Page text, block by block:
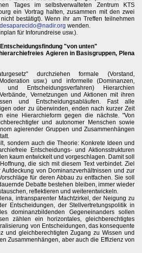
Tages im selbstverwalteten Zentrum KTS
ein Vortrag halten, zusammen mit den zwei
bestätigt). Wenn ihr am Treffen teilnehmen
desaparecido@nadir.org wenden.
für Inforundreise usw.).
"von unten"
Agieren in Basisgruppen, Plena
durchziehen formale (Vorstand,
usw.) und informelle (Dominanzen,
und Entscheidungsverfahren) Hierarchien
Vernetzungen und Aktionen mit ihren
und Entscheidungsabläufen. Fast alle
oder zu überwinden, enden nach kurzer Zeit
eine Hierarchieform gegen die nächste. "Von
und autonomer Menschen sowie
agierender Gruppen und Zusammenhängen
sondern auch die Theorie: Konkrete Ideen und
Entscheidungs- und Aktionsstrukturen
kaum entwickelt und vorgeschlagen. Damit soll
die sich mit diesem Text verbindet. Ziel
von Dominanzverhältnissen und zur
für deren Abbau zu entfachen. Sie soll
Debatte bestehen bleiben, immer wieder
reflektieren und weiterentwickeln.
intransparenter Machtzirkel, der Neigung zu
Entscheidungen, der Stellvertretungspolitik in
dominanzbildenden Gegeneinanders sollen
zählen ein horizontales, gleichberechtigtes
von Entscheidungen, das konsequente
und gleichberechtigten Zugang zu Wissen und
Zusammenhängen, aber auch die Effizienz von